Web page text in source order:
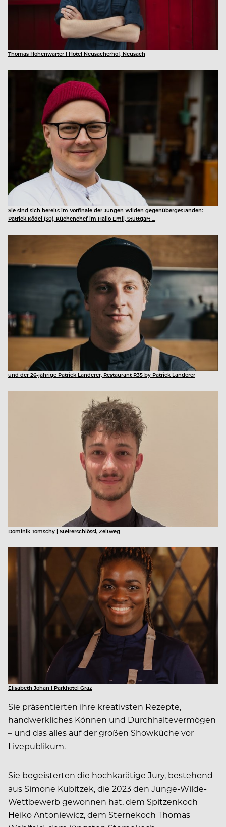
Thomas Hohenwarter | Hotel Neusacherhof, Neusach
Sie sind sich bereits im Vorfinale der Jungen Wilden gegenübergestanden:
Patrick Ködel (30), Küchenchef im Hallo Emil, Stuttgart ...
und der 26-jährige Patrick Landerer, Restaurant R35 by Patrick Landerer
Dominik Tomschy | Steirerschlössl, Zeltweg
Elisabeth Johan | Parkhotel Graz
Sie präsentierten ihre kreativsten Rezepte,
handwerkliches Können und Durchhaltevermögen
– und das alles auf der großen Showküche vor
Livepublikum.
Sie begeisterten die hochkarätige Jury, bestehend
aus Simone Kubitzek, die 2023 den Junge-Wilde-
Wettbewerb gewonnen hat, dem Spitzenkoch
Heiko Antoniewicz, dem Sternekoch Thomas